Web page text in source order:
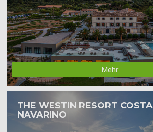
Mehr
THE WESTIN RESORT COSTA
NAVARINO